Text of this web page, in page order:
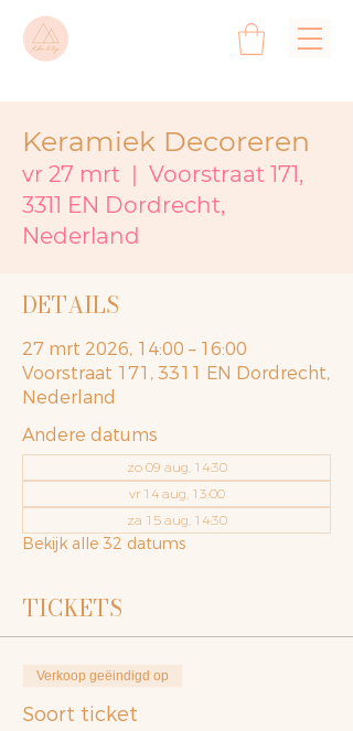
Keramiek Decoreren
vr 27 mrt
  |
Voorstraat 171,
3311 EN Dordrecht,
Nederland
DETAILS
27 mrt 2026, 14:00 – 16:00
Voorstraat 171, 3311 EN Dordrecht,
Nederland
Andere datums
zo 09 aug, 14:30
vr 14 aug, 13:00
za 15 aug, 14:30
Bekijk alle 32 datums
TICKETS
Verkoop geëindigd op
Soort ticket